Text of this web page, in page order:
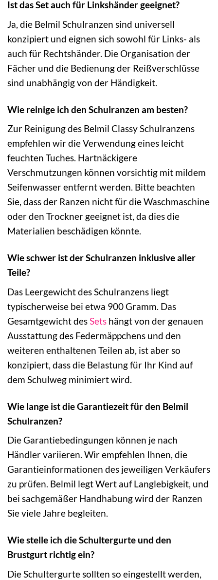
Ist das Set auch für Linkshänder geeignet?
Ja, die Belmil Schulranzen sind universell
konzipiert und eignen sich sowohl für Links- als
auch für Rechtshänder. Die Organisation der
Fächer und die Bedienung der Reißverschlüsse
sind unabhängig von der Händigkeit.
Wie reinige ich den Schulranzen am besten?
Zur Reinigung des Belmil Classy Schulranzens
empfehlen wir die Verwendung eines leicht
feuchten Tuches. Hartnäckigere
Verschmutzungen können vorsichtig mit mildem
Seifenwasser entfernt werden. Bitte beachten
Sie, dass der Ranzen nicht für die Waschmaschine
oder den Trockner geeignet ist, da dies die
Materialien beschädigen könnte.
Wie schwer ist der Schulranzen inklusive aller
Teile?
Das Leergewicht des Schulranzens liegt
typischerweise bei etwa 900 Gramm. Das
Gesamtgewicht desSets hängt von der genauen
Ausstattung des Federmäppchens und den
weiteren enthaltenen Teilen ab, ist aber so
konzipiert, dass die Belastung für Ihr Kind auf
dem Schulweg minimiert wird.
Wie lange ist die Garantiezeit für den Belmil
Schulranzen?
Die Garantiebedingungen können je nach
Händler variieren. Wir empfehlen Ihnen, die
Garantieinformationen des jeweiligen Verkäufers
zu prüfen. Belmil legt Wert auf Langlebigkeit, und
bei sachgemäßer Handhabung wird der Ranzen
Sie viele Jahre begleiten.
Wie stelle ich die Schultergurte und den
Brustgurt richtig ein?
Die Schultergurte sollten so eingestellt werden,